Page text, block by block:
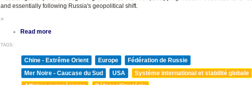
and essentially following Russia's geopolitical shift.
»
Read more
TAGS:
Chine - Extrême Orient Europe
Fédération de Russie
Mer Noire - Caucase du Sud
USA
Système international et stabilité globale